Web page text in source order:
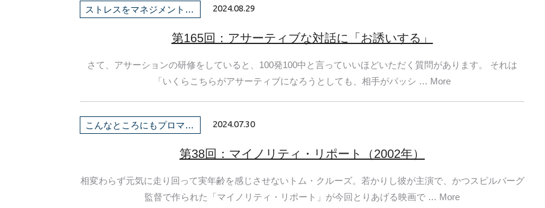
ストレスをマネジメントしよう！ 2024.08.29
第165回：アサーティブな対話に「お誘いする」
さて、アサーションの研修をしていると、100発100中と言っていいほどいただく質問があります。 それは
「いくらこちらがアサーティブになろうとしても、相手がパッシ … More
こんなところにもプロマネ！ 2024.07.30
第38回：マイノリティ・リポート（2002年）
相変わらず元気に走り回って実年齢を感じさせないトム・クルーズ。若かりし彼が主演で、かつスピルバーグ
監督で作られた「マイノリティ・リポート」が今回とりあげる映画で … More